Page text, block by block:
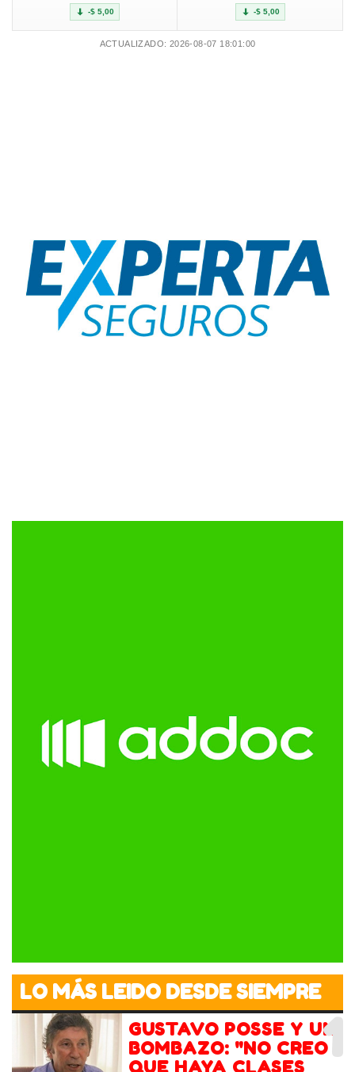
-$ 5,00 -$ 5,00
ACTUALIZADO: 2026-08-07 18:01:00
LO MÁS LEIDO DESDE SIEMPRE
1
GUSTAVO POSSE Y UN
BOMBAZO: "NO CREO
QUE HAYA CLASES